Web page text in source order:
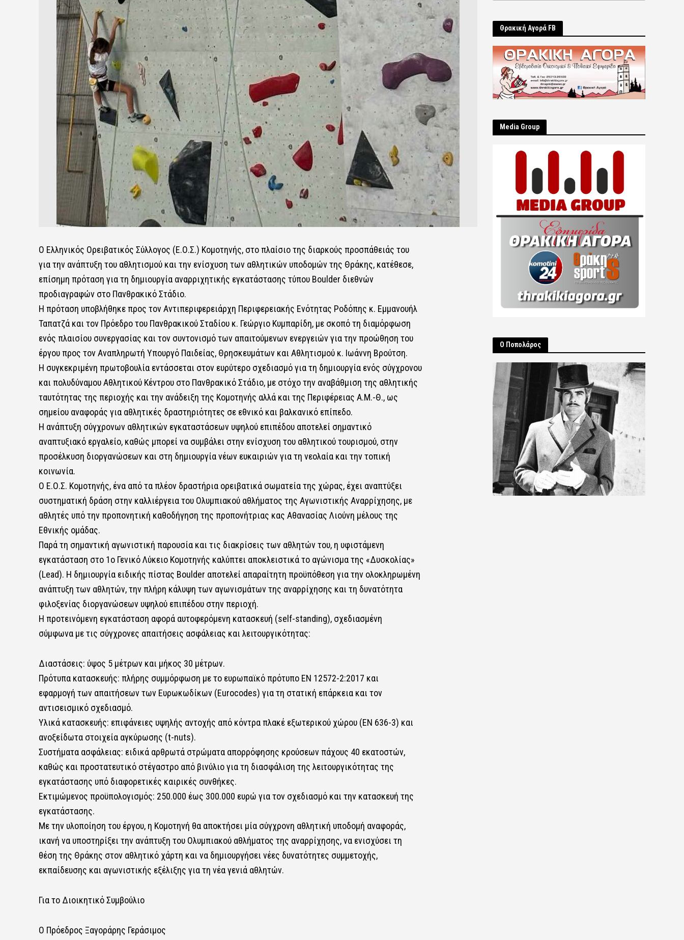
Ο Ελληνικός Ορειβατικός Σύλλογος (Ε.Ο.Σ.) Κομοτηνής, στο πλαίσιο της διαρκούς προσπάθειάς του
για την ανάπτυξη του αθλητισμού και την ενίσχυση των αθλητικών υποδομών της Θράκης, κατέθεσε,
επίσημη πρόταση για τη δημιουργία αναρριχητικής εγκατάστασης τύπου Boulder διεθνών
προδιαγραφών στο Πανθρακικό Στάδιο.
Η πρόταση υποβλήθηκε προς τον Αντιπεριφερειάρχη Περιφερειακής Ενότητας Ροδόπης κ. Εμμανουήλ
Ταπατζά και τον Πρόεδρο του Πανθρακικού Σταδίου κ. Γεώργιο Κυμπαρίδη, με σκοπό τη διαμόρφωση
ενός πλαισίου συνεργασίας και τον συντονισμό των απαιτούμενων ενεργειών για την προώθηση του
έργου προς τον Αναπληρωτή Υπουργό Παιδείας, Θρησκευμάτων και Αθλητισμού κ. Ιωάννη Βρούτση.
Η συγκεκριμένη πρωτοβουλία εντάσσεται στον ευρύτερο σχεδιασμό για τη δημιουργία ενός σύγχρονου
και πολυδύναμου Αθλητικού Κέντρου στο Πανθρακικό Στάδιο, με στόχο την αναβάθμιση της αθλητικής
ταυτότητας της περιοχής και την ανάδειξη της Κομοτηνής αλλά και της Περιφέρειας Α.Μ.-Θ., ως
σημείου αναφοράς για αθλητικές δραστηριότητες σε εθνικό και βαλκανικό επίπεδο.
Η ανάπτυξη σύγχρονων αθλητικών εγκαταστάσεων υψηλού επιπέδου αποτελεί σημαντικό
αναπτυξιακό εργαλείο, καθώς μπορεί να συμβάλει στην ενίσχυση του αθλητικού τουρισμού, στην
προσέλκυση διοργανώσεων και στη δημιουργία νέων ευκαιριών για τη νεολαία και την τοπική
κοινωνία.
Ο Ε.Ο.Σ. Κομοτηνής, ένα από τα πλέον δραστήρια ορειβατικά σωματεία της χώρας, έχει αναπτύξει
συστηματική δράση στην καλλιέργεια του Ολυμπιακού αθλήματος της Αγωνιστικής Αναρρίχησης, με
αθλητές υπό την προπονητική καθοδήγηση της προπονήτριας κας Αθανασίας Λιούνη μέλους της
Εθνικής ομάδας.
Παρά τη σημαντική αγωνιστική παρουσία και τις διακρίσεις των αθλητών του, η υφιστάμενη
εγκατάσταση στο 1ο Γενικό Λύκειο Κομοτηνής καλύπτει αποκλειστικά το αγώνισμα της «Δυσκολίας»
(Lead). Η δημιουργία ειδικής πίστας Boulder αποτελεί απαραίτητη προϋπόθεση για την ολοκληρωμένη
ανάπτυξη των αθλητών, την πλήρη κάλυψη των αγωνισμάτων της αναρρίχησης και τη δυνατότητα
φιλοξενίας διοργανώσεων υψηλού επιπέδου στην περιοχή.
Η προτεινόμενη εγκατάσταση αφορά αυτοφερόμενη κατασκευή (self-standing), σχεδιασμένη
σύμφωνα με τις σύγχρονες απαιτήσεις ασφάλειας και λειτουργικότητας:
Διαστάσεις: ύψος 5 μέτρων και μήκος 30 μέτρων.
Πρότυπα κατασκευής: πλήρης συμμόρφωση με το ευρωπαϊκό πρότυπο EN 12572-2:2017 και
εφαρμογή των απαιτήσεων των Ευρωκωδίκων (Eurocodes) για τη στατική επάρκεια και τον
αντισεισμικό σχεδιασμό.
Υλικά κατασκευής: επιφάνειες υψηλής αντοχής από κόντρα πλακέ εξωτερικού χώρου (EN 636-3) και
ανοξείδωτα στοιχεία αγκύρωσης (t-nuts).
Συστήματα ασφάλειας: ειδικά αρθρωτά στρώματα απορρόφησης κρούσεων πάχους 40 εκατοστών,
καθώς και προστατευτικό στέγαστρο από βινύλιο για τη διασφάλιση της λειτουργικότητας της
εγκατάστασης υπό διαφορετικές καιρικές συνθήκες.
Εκτιμώμενος προϋπολογισμός: 250.000 έως 300.000 ευρώ για τον σχεδιασμό και την κατασκευή της
εγκατάστασης.
Με την υλοποίηση του έργου, η Κομοτηνή θα αποκτήσει μία σύγχρονη αθλητική υποδομή αναφοράς,
ικανή να υποστηρίξει την ανάπτυξη του Ολυμπιακού αθλήματος της αναρρίχησης, να ενισχύσει τη
θέση της Θράκης στον αθλητικό χάρτη και να δημιουργήσει νέες δυνατότητες συμμετοχής,
εκπαίδευσης και αγωνιστικής εξέλιξης για τη νέα γενιά αθλητών.
Για το Διοικητικό Συμβούλιο
Ο Πρόεδρος Ξαγοράρης Γεράσιμος
Θρακική Αγορά FB
Μedia Group
Ο Ποπολάρος